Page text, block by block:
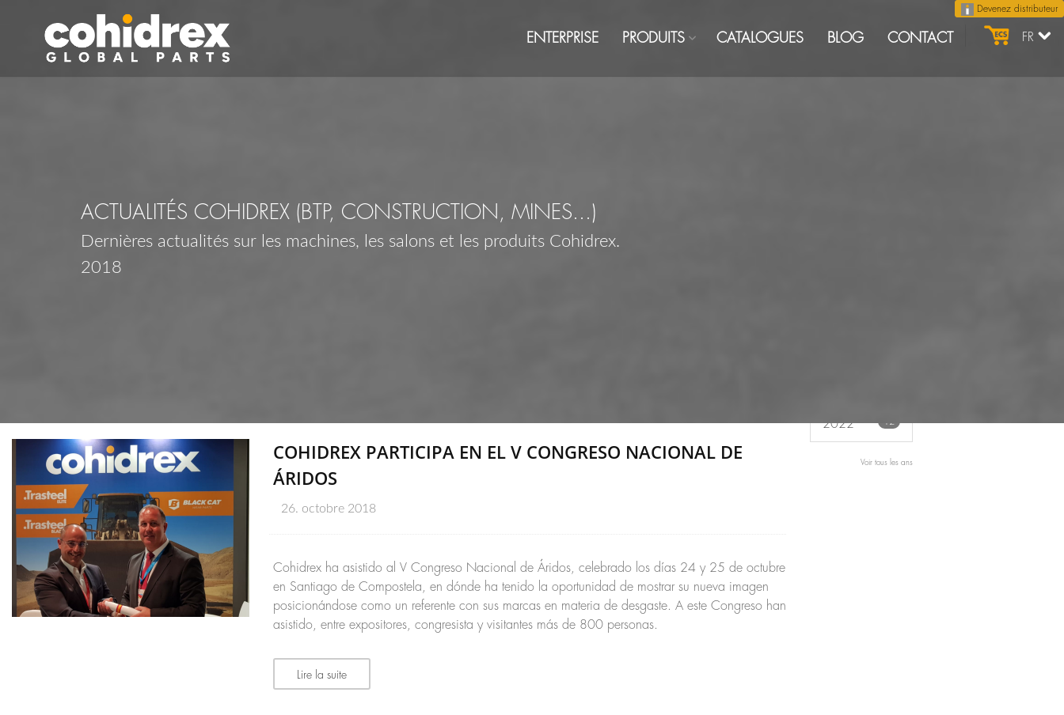
Devenez distributeur
FR
ENTERPRISE PRODUITS CATALOGUES BLOG CONTACT
ACTUALITÉS COHIDREX (BTP, CONSTRUCTION, MINES...)
Dernières actualités sur les machines, les salons et les produits Cohidrex.
2018
COHIDREX PARTICIPA EN EL V CONGRESO NACIONAL DE
ÁRIDOS
26. octobre 2018
Cohidrex ha asistido al V Congreso Nacional de Áridos, celebrado los días 24 y 25 de octubre
en Santiago de Compostela, en dónde ha tenido la oportunidad de mostrar su nueva imagen
posicionándose como un referente con sus marcas en materia de desgaste. A este Congreso han
asistido, entre expositores, congresista y visitantes más de 800 personas.
Lire la suite
Catégories du Blog
2022 12
Voir tous les ans